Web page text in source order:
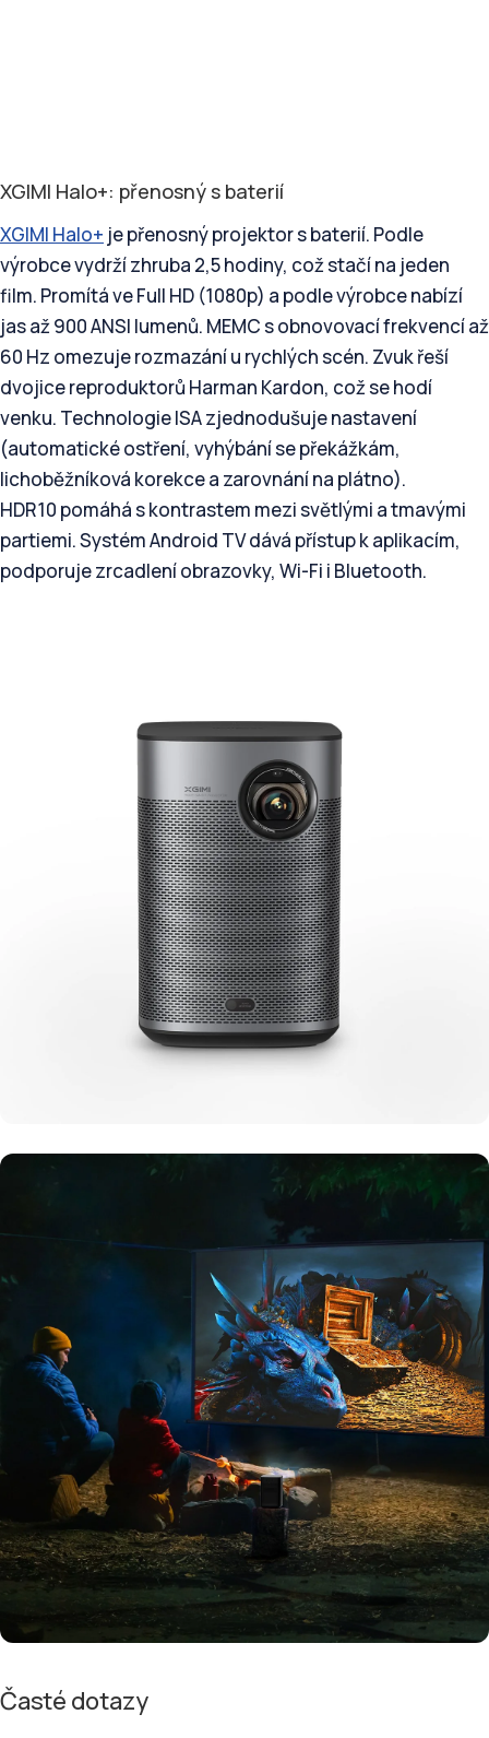
XGIMI Halo+: přenosný s baterií
XGIMI Halo+ je přenosný projektor s baterií. Podle
výrobce vydrží zhruba 2,5 hodiny, což stačí na jeden
film. Promítá ve Full HD (1080p) a podle výrobce nabízí
jas až 900 ANSI lumenů. MEMC s obnovovací frekvencí až
60 Hz omezuje rozmazání u rychlých scén. Zvuk řeší
dvojice reproduktorů Harman Kardon, což se hodí
venku. Technologie ISA zjednodušuje nastavení
(automatické ostření, vyhýbání se překážkám,
lichoběžníková korekce a zarovnání na plátno).
HDR10 pomáhá s kontrastem mezi světlými a tmavými
partiemi. Systém Android TV dává přístup k aplikacím,
podporuje zrcadlení obrazovky, Wi-Fi i Bluetooth.
Časté dotazy